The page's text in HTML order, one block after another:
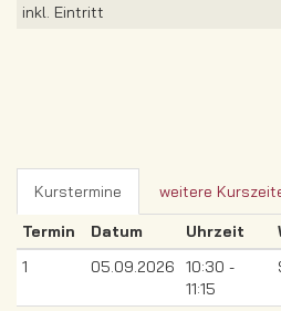
inkl. Eintritt
Kurstermine
weitere
Termin
Datum Uhrzeit
1
05.09.2026
10:30 -
11:15